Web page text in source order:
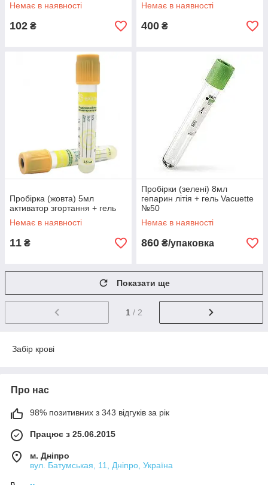
Немає в наявності
102 ₴
Немає в наявності
400 ₴
Пробірка (жовта) 5мл
активатор згортання + гель
Немає в наявності
11 ₴
Пробірки (зелені) 8мл
гепарин літія + гель Vacuette
№50
Немає в наявності
860 ₴/упаковка
Показати ще
1 / 2
Забір крові
Про нас
98% позитивних з 343 відгуків за рік
Працює з 25.06.2015
м. Дніпро
вул. Батумськая, 11, Дніпро, Україна